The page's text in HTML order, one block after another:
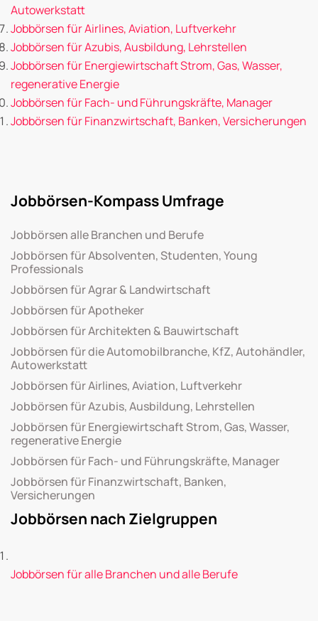
Autowerkstatt
Jobbörsen für Airlines, Aviation, Luftverkehr
Jobbörsen für Azubis, Ausbildung, Lehrstellen
Jobbörsen für Energiewirtschaft Strom, Gas, Wasser,
regenerative Energie
Jobbörsen für Fach- und Führungskräfte, Manager
Jobbörsen für Finanzwirtschaft, Banken, Versicherungen
Jobbörsen-Kompass Umfrage
Jobbörsen alle Branchen und Berufe
Jobbörsen für Absolventen, Studenten, Young
Professionals
Jobbörsen für Agrar & Landwirtschaft
Jobbörsen für Apotheker
Jobbörsen für Architekten & Bauwirtschaft
Jobbörsen für die Automobilbranche, KfZ, Autohändler,
Autowerkstatt
Jobbörsen für Airlines, Aviation, Luftverkehr
Jobbörsen für Azubis, Ausbildung, Lehrstellen
Jobbörsen für Energiewirtschaft Strom, Gas, Wasser,
regenerative Energie
Jobbörsen für Fach- und Führungskräfte, Manager
Jobbörsen für Finanzwirtschaft, Banken,
Versicherungen
Jobbörsen nach Zielgruppen
Jobbörsen für alle Branchen und alle Berufe